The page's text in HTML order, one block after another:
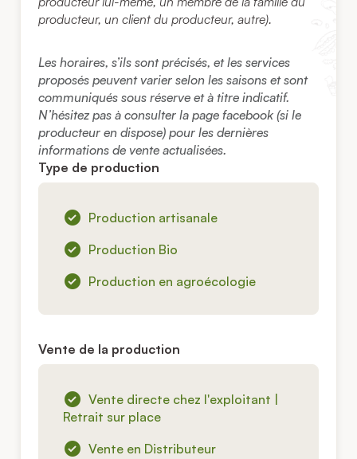
producteur, un client du producteur, autre).
Les horaires, s’ils sont précisés, et les services
proposés peuvent varier selon les saisons et sont
communiqués sous réserve et à titre indicatif.
N’hésitez pas à consulter la page facebook (si le
producteur en dispose) pour les dernières
informations de vente actualisées.
Type de production
Production artisanale
Production Bio
Production en agroécologie
Vente de la production
Vente directe chez l'exploitant |
Retrait sur place
Vente en Distributeur